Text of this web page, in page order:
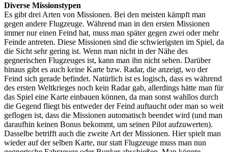
Diverse Missionstypen
Es gibt drei Arten von Missionen. Bei den meisten kämpft man
gegen andere Flugzeuge. Während man in den ersten Missionen
immer nur einen Feind hat, muss man später gegen zwei oder mehr
Feinde antreten. Diese Missionen sind die schwierigsten im Spiel, da
die Sicht sehr gering ist. Wenn man nicht in der Nähe des
gegnerischen Flugzeuges ist, kann man ihn nicht sehen. Darüber
hinaus gibt es auch keine Karte bzw. Radar, die anzeigt, wo der
Feind sich gerade befindet. Natürlich ist es logisch, dass es während
des ersten Weltkrieges noch kein Radar gab, allerdings hätte man für
das Spiel eine Karte einbauen können, da man sonst wahllos durch
die Gegend fliegt bis entweder der Feind auftaucht oder man so weit
geflogen ist, dass die Missionen automatisch beendet wird (und man
daraufhin keinen Bonus bekommt, um seinen Pilot aufzuwerten).
Dasselbe betrifft auch die zweite Art der Missionen. Hier spielt man
wieder auf der selben Karte, nur statt Flugzeuge muss man nun